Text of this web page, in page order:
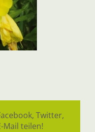
Twitter,
Mail teilen!